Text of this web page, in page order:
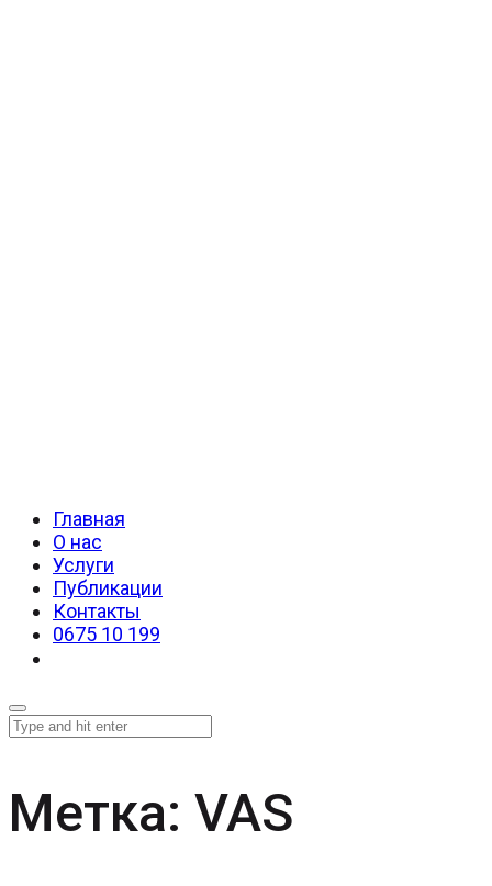
Главная
О нас
Услуги
Публикации
Контакты
0675 10 199
Метка: VAS